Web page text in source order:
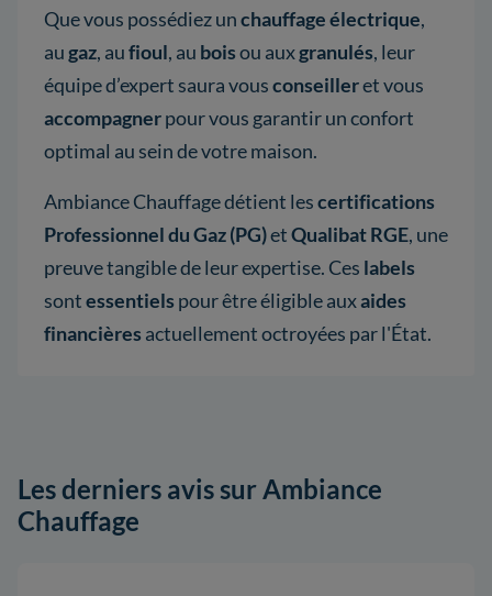
Que vous possédiez unchauffage électrique,
augaz, aufioul, au boisou auxgranulés, leur
équipe d’expert saura vousconseilleret vous
accompagnerpour vous garantir un confort
optimal au sein de votre maison.
Ambiance Chauffage détient lescertifications
Professionnel du Gaz (PG)etQualibat RGE, une
preuve tangible de leur expertise. Ces labels
sontessentiels pour être éligible auxaides
financières actuellement octroyées par l'État.
Les derniers avis sur Ambiance
Chauffage